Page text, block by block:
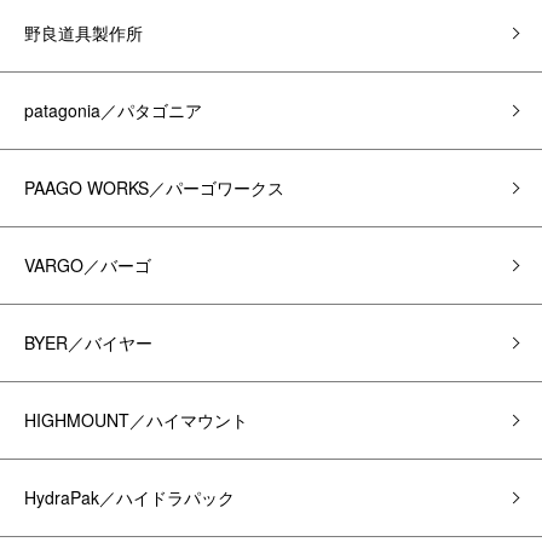
野良道具製作所
patagonia／パタゴニア
PAAGO WORKS／パーゴワークス
VARGO／バーゴ
BYER／バイヤー
HIGHMOUNT／ハイマウント
HydraPak／ハイドラパック